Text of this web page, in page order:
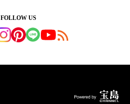
FOLLOW US